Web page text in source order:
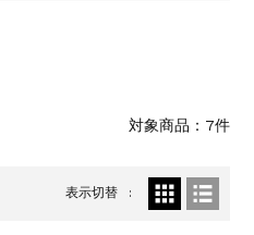
対象商品：7件
表示切替